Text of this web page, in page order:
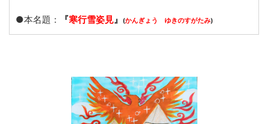
●本名題： 『寒行雪姿見』 (かんぎょう ゆきのすがたみ)